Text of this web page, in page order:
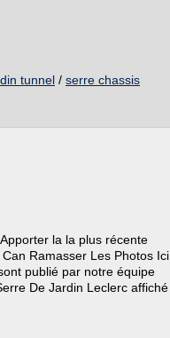
tunnel / serre chassis
la la plus récente
Ramasser Les Photos Ici
publié par notre équipe
De Jardin Leclerc affiché